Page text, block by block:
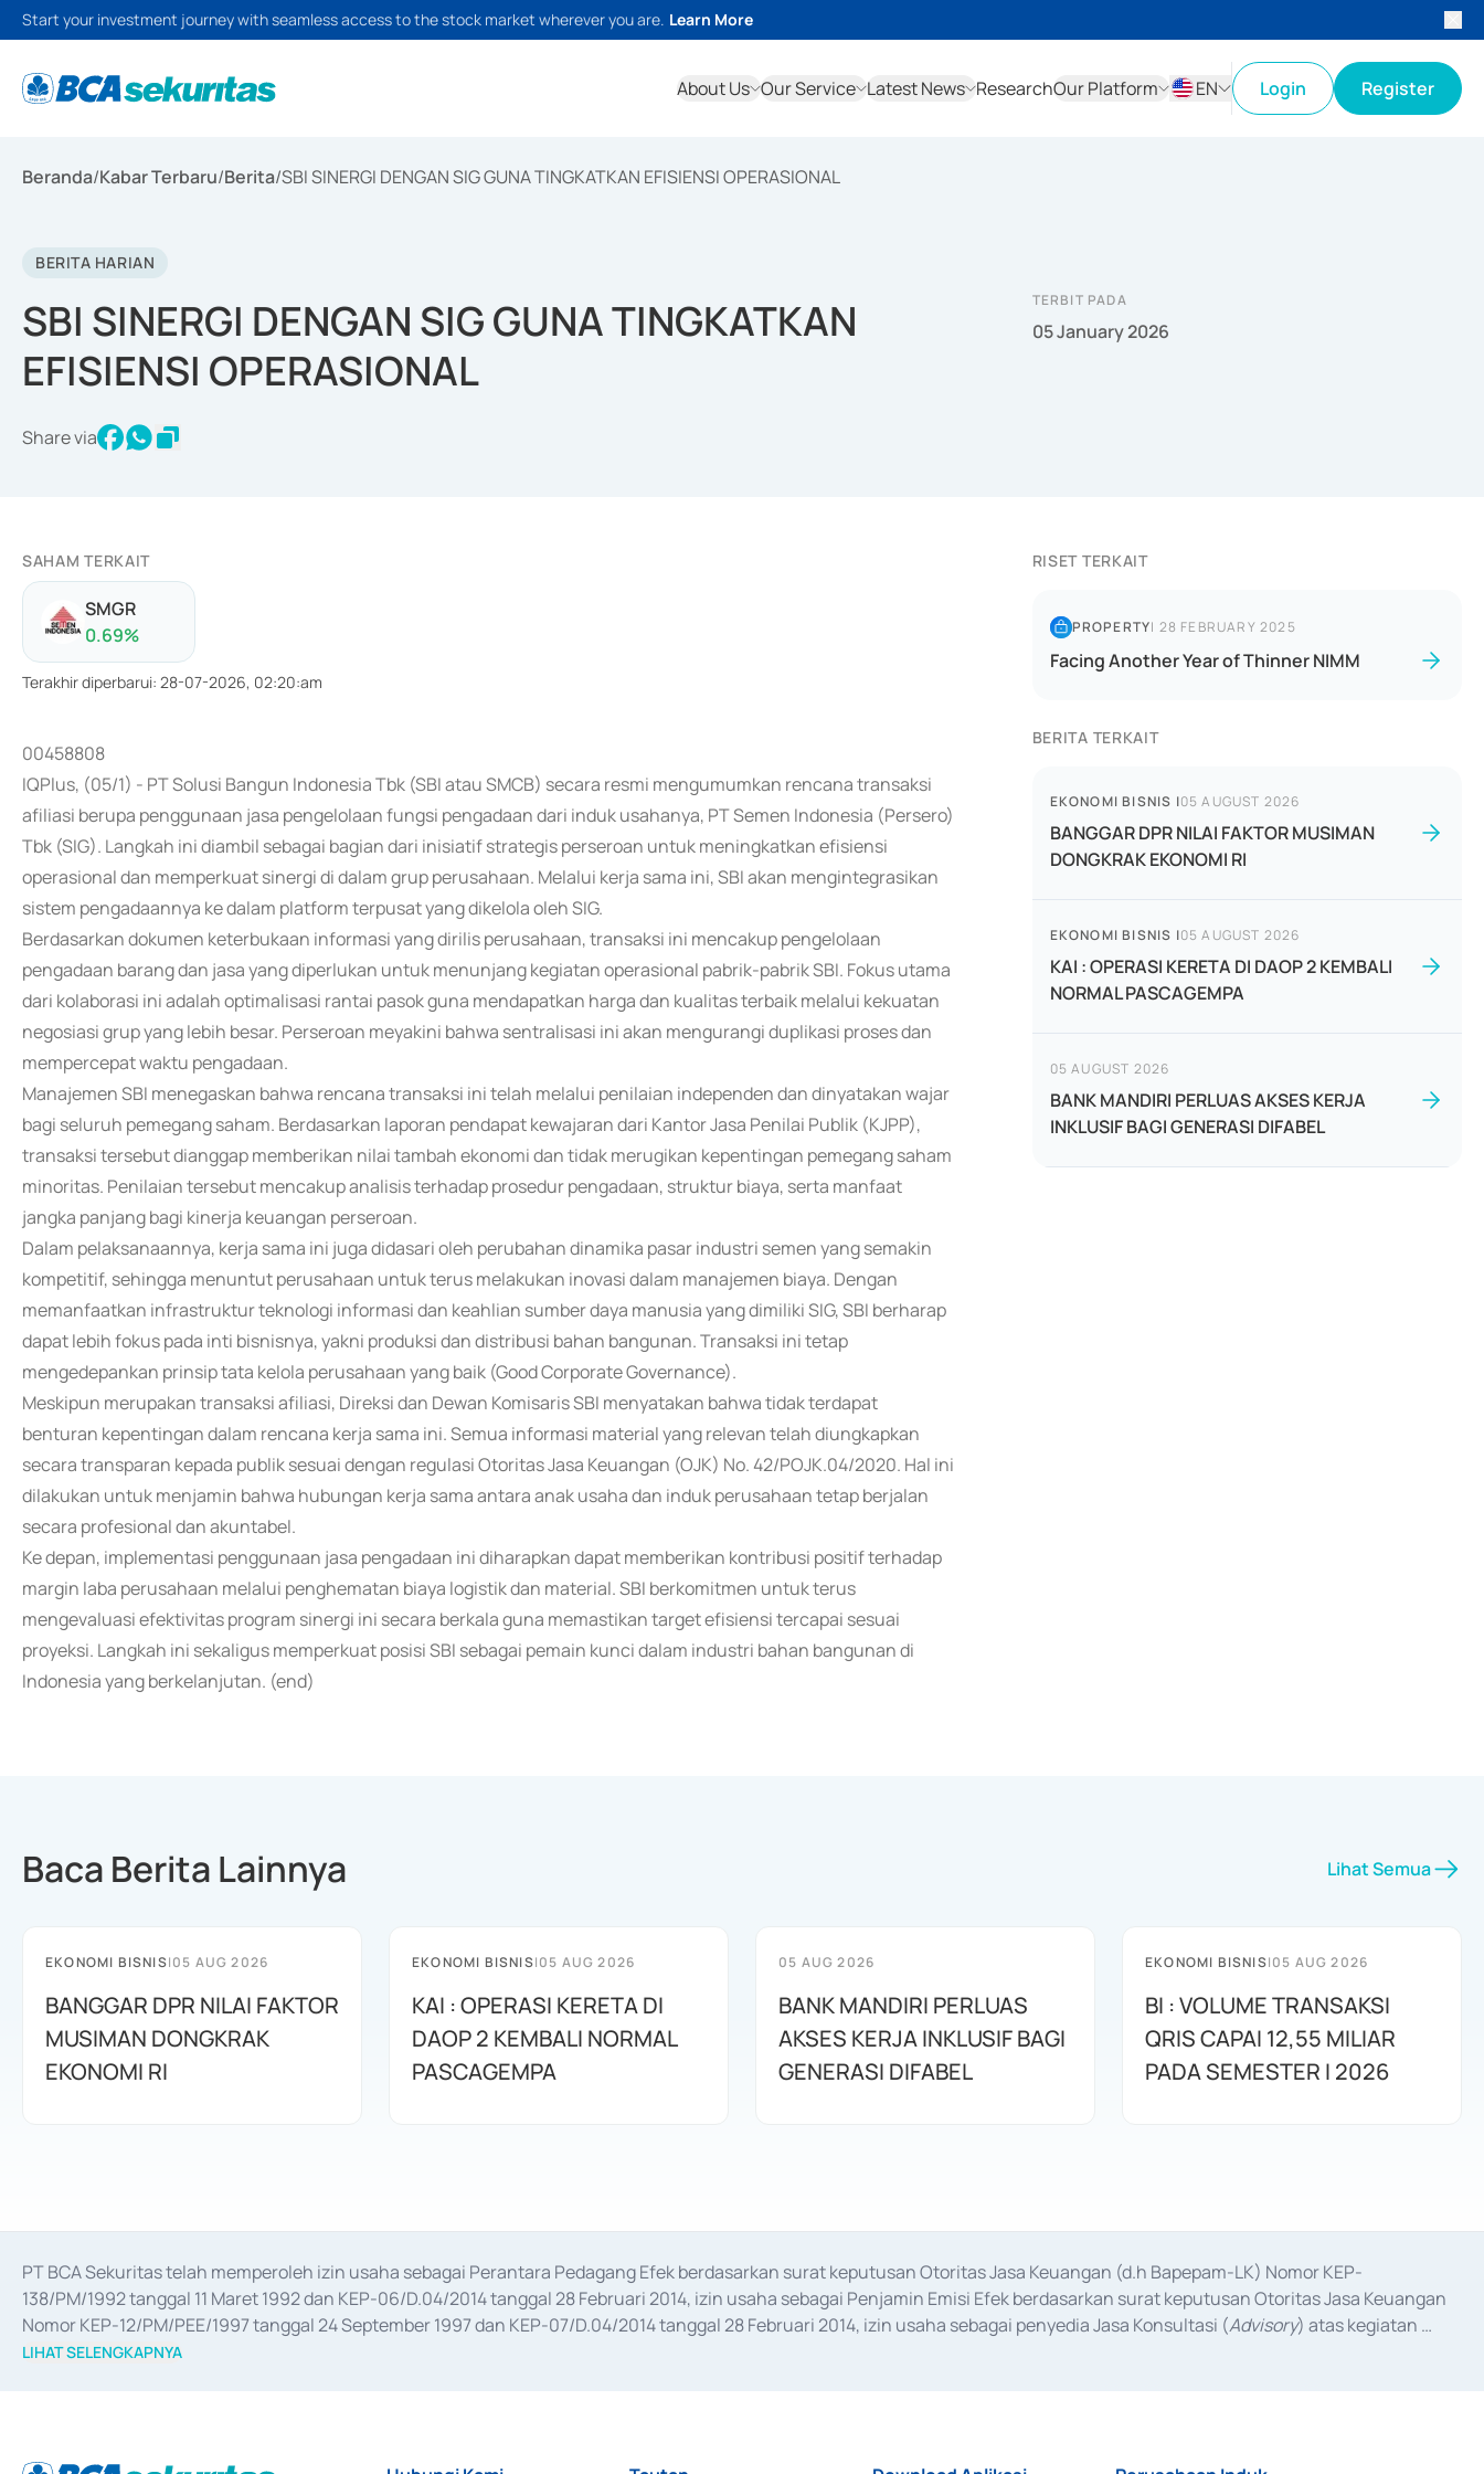
Start your investment journey with seamless access to the stock market wherever you are. Learn More
About Us Our Service Latest News ResearchOur Platform
EN
Login Register
Beranda/Kabar Terbaru/Berita/SBI SINERGI DENGAN SIG GUNA TINGKATKAN EFISIENSI OPERASIONAL
BERITA HARIAN
SBI SINERGI DENGAN SIG GUNA TINGKATKAN
EFISIENSI OPERASIONAL
Share via
TERBIT PADA
05 January 2026
SAHAM TERKAIT
SMGR
0.69%
Terakhir diperbarui: 28-07-2026, 02:20:am
00458808
IQPlus, (05/1) - PT Solusi Bangun Indonesia Tbk (SBI atau SMCB) secara resmi mengumumkan rencana transaksi
afiliasi berupa penggunaan jasa pengelolaan fungsi pengadaan dari induk usahanya, PT Semen Indonesia (Persero)
Tbk (SIG). Langkah ini diambil sebagai bagian dari inisiatif strategis perseroan untuk meningkatkan efisiensi
operasional dan memperkuat sinergi di dalam grup perusahaan. Melalui kerja sama ini, SBI akan mengintegrasikan
sistem pengadaannya ke dalam platform terpusat yang dikelola oleh SIG.
Berdasarkan dokumen keterbukaan informasi yang dirilis perusahaan, transaksi ini mencakup pengelolaan
pengadaan barang dan jasa yang diperlukan untuk menunjang kegiatan operasional pabrik-pabrik SBI. Fokus utama
dari kolaborasi ini adalah optimalisasi rantai pasok guna mendapatkan harga dan kualitas terbaik melalui kekuatan
negosiasi grup yang lebih besar. Perseroan meyakini bahwa sentralisasi ini akan mengurangi duplikasi proses dan
mempercepat waktu pengadaan.
Manajemen SBI menegaskan bahwa rencana transaksi ini telah melalui penilaian independen dan dinyatakan wajar
bagi seluruh pemegang saham. Berdasarkan laporan pendapat kewajaran dari Kantor Jasa Penilai Publik (KJPP),
transaksi tersebut dianggap memberikan nilai tambah ekonomi dan tidak merugikan kepentingan pemegang saham
minoritas. Penilaian tersebut mencakup analisis terhadap prosedur pengadaan, struktur biaya, serta manfaat
jangka panjang bagi kinerja keuangan perseroan.
Dalam pelaksanaannya, kerja sama ini juga didasari oleh perubahan dinamika pasar industri semen yang semakin
kompetitif, sehingga menuntut perusahaan untuk terus melakukan inovasi dalam manajemen biaya. Dengan
memanfaatkan infrastruktur teknologi informasi dan keahlian sumber daya manusia yang dimiliki SIG, SBI berharap
dapat lebih fokus pada inti bisnisnya, yakni produksi dan distribusi bahan bangunan. Transaksi ini tetap
mengedepankan prinsip tata kelola perusahaan yang baik (Good Corporate Governance).
Meskipun merupakan transaksi afiliasi, Direksi dan Dewan Komisaris SBI menyatakan bahwa tidak terdapat
benturan kepentingan dalam rencana kerja sama ini. Semua informasi material yang relevan telah diungkapkan
secara transparan kepada publik sesuai dengan regulasi Otoritas Jasa Keuangan (OJK) No. 42/POJK.04/2020. Hal ini
dilakukan untuk menjamin bahwa hubungan kerja sama antara anak usaha dan induk perusahaan tetap berjalan
secara profesional dan akuntabel.
Ke depan, implementasi penggunaan jasa pengadaan ini diharapkan dapat memberikan kontribusi positif terhadap
margin laba perusahaan melalui penghematan biaya logistik dan material. SBI berkomitmen untuk terus
mengevaluasi efektivitas program sinergi ini secara berkala guna memastikan target efisiensi tercapai sesuai
proyeksi. Langkah ini sekaligus memperkuat posisi SBI sebagai pemain kunci dalam industri bahan bangunan di
Indonesia yang berkelanjutan. (end)
RISET TERKAIT
PROPERTY| 28 FEBRUARY 2025
Facing Another Year of Thinner NIMM
BERITA TERKAIT
EKONOMI BISNIS |05 AUGUST 2026
BANGGAR DPR NILAI FAKTOR MUSIMAN
DONGKRAK EKONOMI RI
EKONOMI BISNIS |05 AUGUST 2026
KAI : OPERASI KERETA DI DAOP 2 KEMBALI
NORMAL PASCAGEMPA
05 AUGUST 2026
BANK MANDIRI PERLUAS AKSES KERJA
INKLUSIF BAGI GENERASI DIFABEL
Baca Berita Lainnya Lihat Semua
EKONOMI BISNIS|05 AUG 2026
BANGGAR DPR NILAI FAKTOR
MUSIMAN DONGKRAK
EKONOMI RI
EKONOMI BISNIS|05 AUG 2026
KAI : OPERASI KERETA DI
DAOP 2 KEMBALI NORMAL
PASCAGEMPA
05 AUG 2026
BANK MANDIRI PERLUAS
AKSES KERJA INKLUSIF BAGI
GENERASI DIFABEL
EKONOMI BISNIS|05 AUG 2026
BI : VOLUME TRANSAKSI
QRIS CAPAI 12,55 MILIAR
PADA SEMESTER I 2026
PT BCA Sekuritas telah memperoleh izin usaha sebagai Perantara Pedagang Efek berdasarkan surat keputusan Otoritas Jasa Keuangan (d.h Bapepam-LK) Nomor KEP-
138/PM/1992 tanggal 11 Maret 1992 dan KEP-06/D.04/2014 tanggal 28 Februari 2014, izin usaha sebagai Penjamin Emisi Efek berdasarkan surat keputusan Otoritas Jasa Keuangan
Nomor KEP-12/PM/PEE/1997 tanggal 24 September 1997 dan KEP-07/D.04/2014 tanggal 28 Februari 2014, izin usaha sebagai penyedia Jasa Konsultasi (Advisory) atas kegiatan
merger, akuisisi, divestasi, dan
LIHAT SELENGKAPNYA